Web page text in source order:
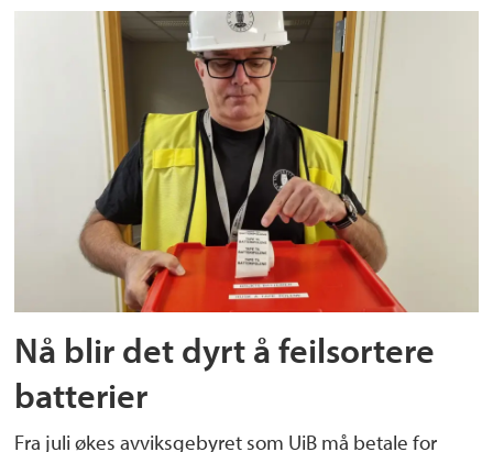
Nå blir det dyrt å feilsortere
batterier
Fra juli økes avviksgebyret som UiB må betale for